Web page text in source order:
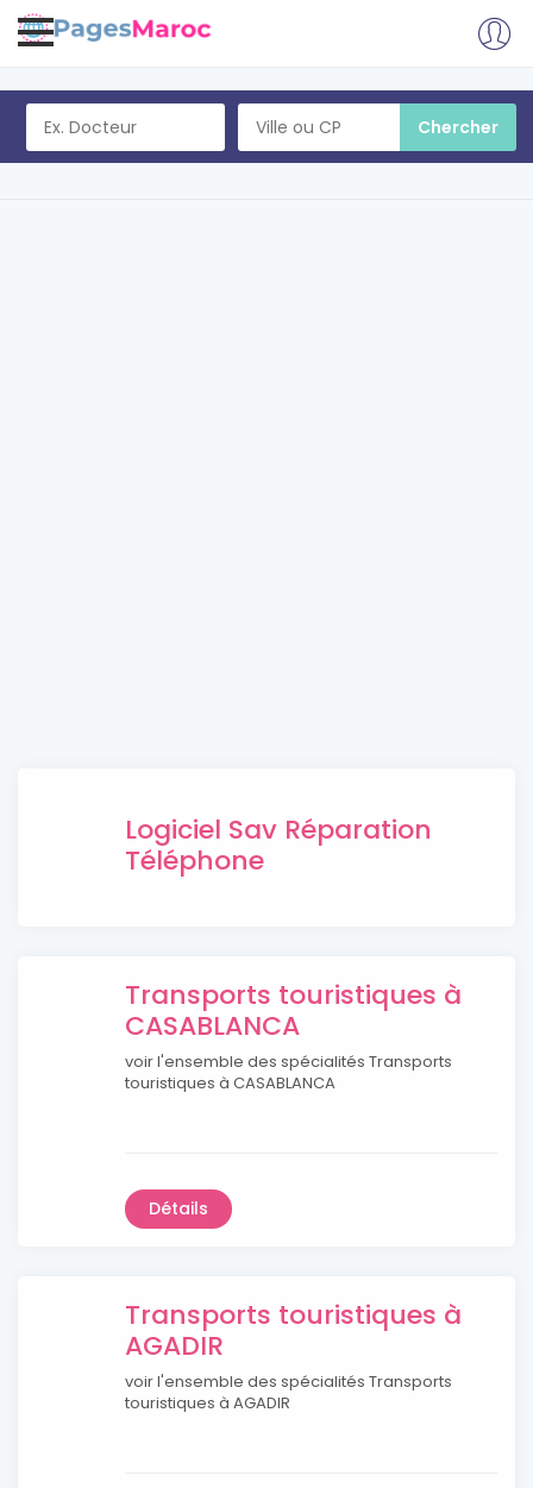
Logiciel Sav Réparation
Téléphone
Transports touristiques à
CASABLANCA
voir l'ensemble des spécialités Transports
touristiques à CASABLANCA
Détails
Transports touristiques à
AGADIR
voir l'ensemble des spécialités Transports
touristiques à AGADIR